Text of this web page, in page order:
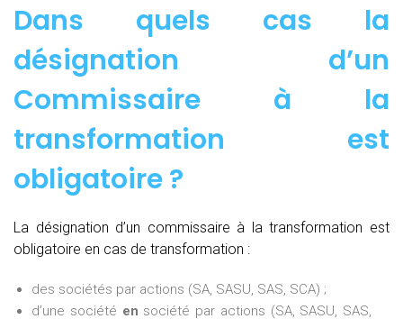
Dans quels cas la
désignation d’un
Commissaire à la
transformation est
obligatoire ?
La désignation d’un commissaire à la transformation est
obligatoire en cas de transformation :
des sociétés par actions (SA, SASU, SAS, SCA) ;
d’une société en société par actions (SA, SASU, SAS,